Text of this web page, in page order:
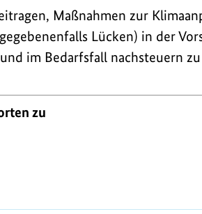
Maßnahmen zur
Lücken) in der
im Bedarfsfall nachsteuern
zu